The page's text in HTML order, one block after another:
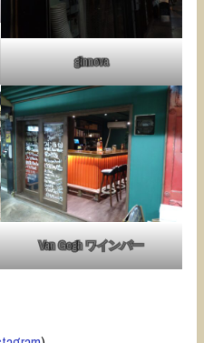
ginnova
Van Gogh ワインバー